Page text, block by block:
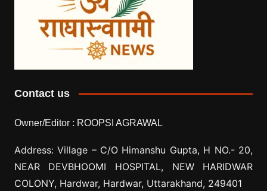
Contact us
Owner/Editor : ROOPSI AGRAWAL
Address: Village – C/O Himanshu Gupta, H NO.- 20,
NEAR DEVBHOOMI HOSPITAL, NEW HARIDWAR
COLONY, Hardwar, Hardwar, Uttarakhand, 249401